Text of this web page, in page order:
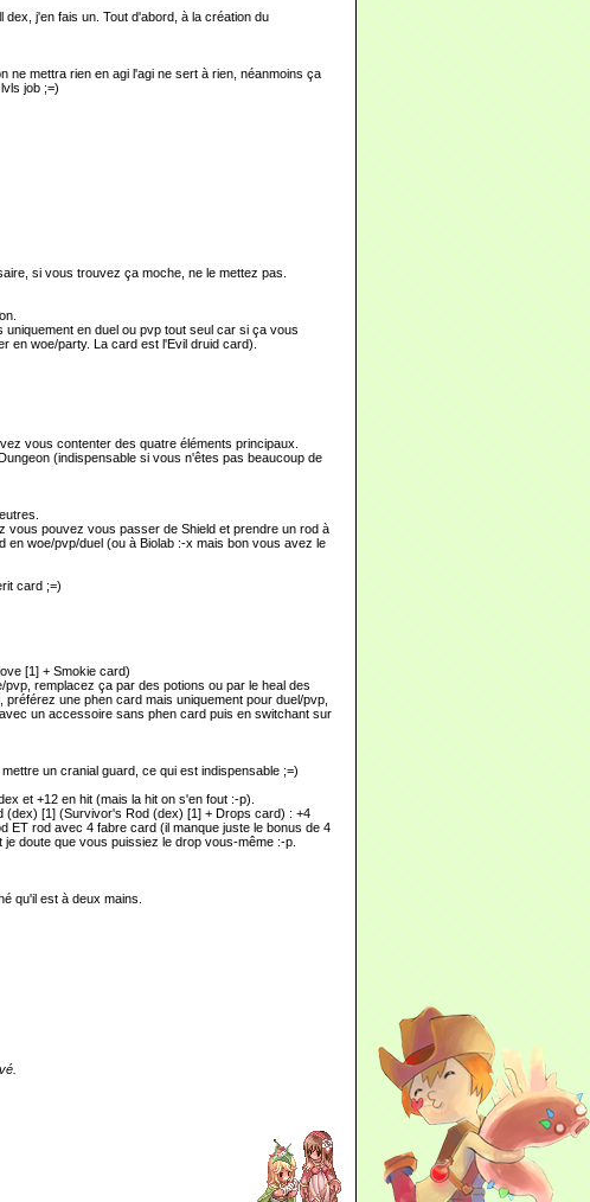
j'en fais un. Tout d'abord, à la création du
ne mettra rien en agi l'agi ne sert à rien, néanmoins ça
job ;=)
si vous trouvez ça moche, ne le mettez pas.
en duel ou pvp tout seul car si ça vous
en woe/party. La card est l'Evil druid card).
vous contenter des quatre éléments principaux.
(indispensable si vous n'êtes pas beaucoup de
vous pouvez vous passer de Shield et prendre un rod à
woe/pvp/duel (ou à Biolab :-x mais bon vous avez le
card ;=)
[1] + Smokie card)
remplacez ça par des potions ou par le heal des
une phen card mais uniquement pour duel/pvp,
un accessoire sans phen card puis en switchant sur
un cranial guard, ce qui est indispensable ;=)
et +12 en hit (mais la hit on s'en fout :-p).
[1] (Survivor's Rod (dex) [1] + Drops card) : +4
ET rod avec 4 fabre card (il manque juste le bonus de 4
doute que vous puissiez le drop vous-même :-p.
qu'il est à deux mains.